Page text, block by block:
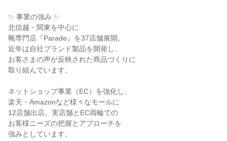
✨ 事業の強み ✨
北信越・関東を中心に
靴専門店『Parade』を37店舗展開。
近年は自社ブランド製品を開発し、
お客さまの声が反映された商品づくりに
取り組んでいます。
ネットショップ事業（EC）を強化し、
楽天・Amazonなど様々なモールに
12店舗出店。実店舗とEC両輪での
お客様ニーズの把握とアプローチを
強みとしています。